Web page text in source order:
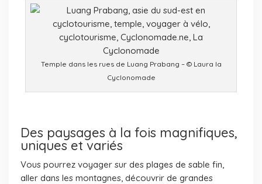
Temple dans les rues de Luang Prabang – © Laura la
Cyclonomade
Des paysages à la fois magnifiques,
uniques et variés
Vous pourrez voyager sur des plages de sable fin,
aller dans les montagnes, découvrir de grandes